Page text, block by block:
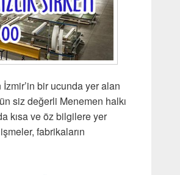
bir ucunda yer alan
siz değerli Menemen halkı
kısa ve öz bilgilere yer
fabrikaların
Şirketi